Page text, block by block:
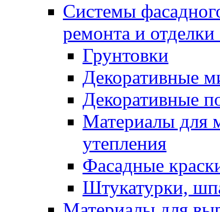
Системы
ремонта и отделки
Грунтовки
Декоративные
Декоративные
Материалы для
утепления
Фасадные
Штукатурки,